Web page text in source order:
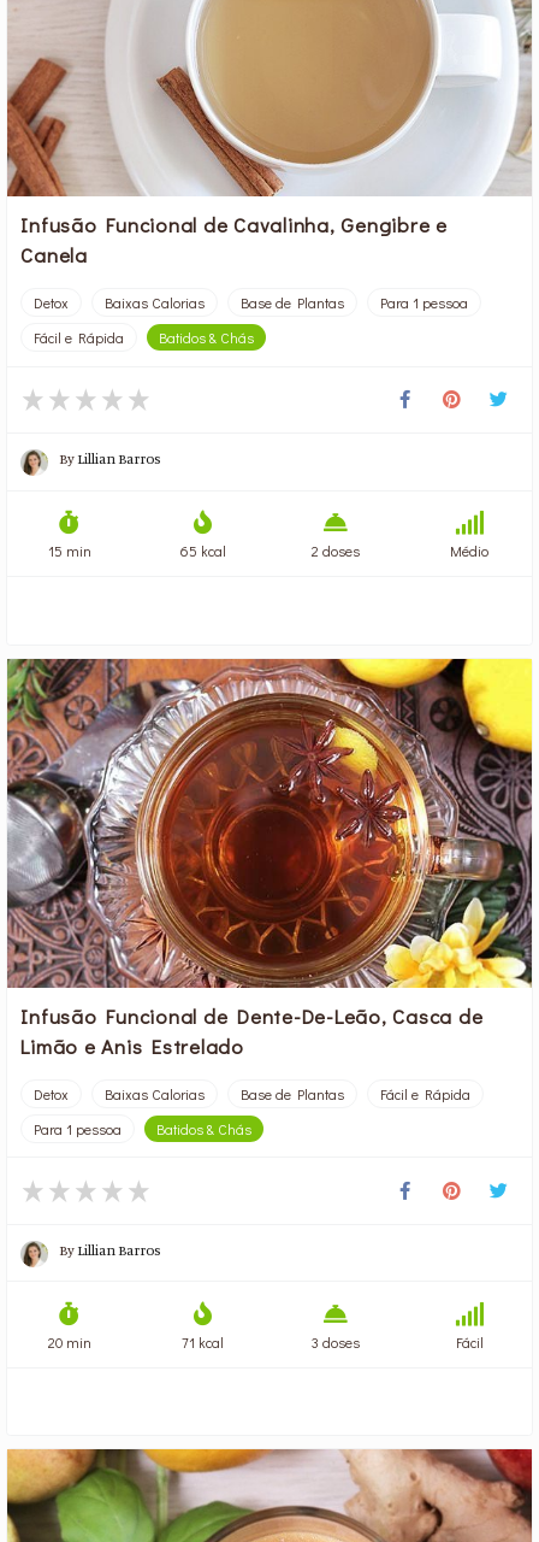
Infusão Funcional de Cavalinha, Gengibre e
Canela
Detox Baixas Calorias Base de Plantas
Para 1 pessoa
Fácil e Rápida
Batidos & Chás
ByLillian Barros
15 min 65 kcal 2 doses Médio
Infusão Funcional de Dente-De-Leão, Casca de
Limão e Anis Estrelado
Detox Baixas Calorias Base de Plantas
Fácil e Rápida
Para 1 pessoa
Batidos & Chás
ByLillian Barros
20 min 71 kcal 3 doses Fácil